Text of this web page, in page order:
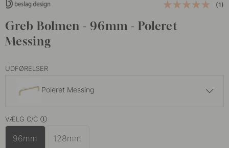
(1)
Greb Bolmen - 96mm - Poleret
Messing
UDFØRELSER
Poleret Messing
Poleret Ubehandlet Messing
VÆLG C/C
96mm 128mm